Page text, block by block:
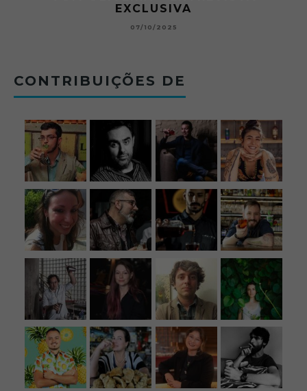
EXCLUSIVA
07/10/2025
CONTRIBUIÇÕES DE